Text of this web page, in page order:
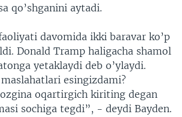
qo’shganini aytadi.
davomida ikki baravar ko’p
Donald Tramp haligacha shamol
yetaklaydi deb o’ylaydi.
esingizdami?
oqartirgich kiriting degan
sochiga tegdi”, - deydi Bayden.